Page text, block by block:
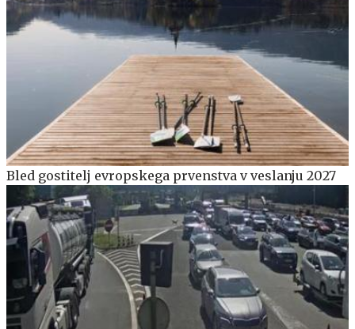
Bled gostitelj evropskega prvenstva v veslanju 2027